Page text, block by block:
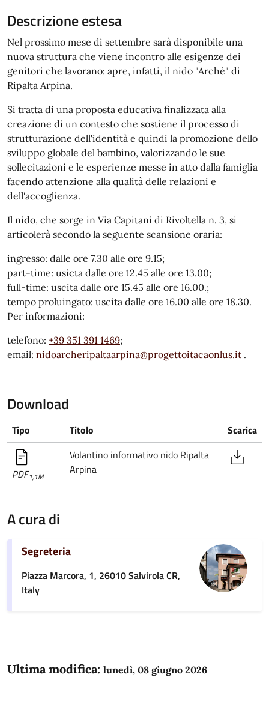
Descrizione estesa
Nel prossimo mese di settembre sarà disponibile una
nuova struttura che viene incontro alle esigenze dei
genitori che lavorano: apre, infatti, il nido "Arché" di
Ripalta Arpina.
Si tratta di una proposta educativa finalizzata alla
creazione di un contesto che sostiene il processo di
strutturazione dell'identità e quindi la promozione dello
sviluppo globale del bambino, valorizzando le sue
sollecitazioni e le esperienze messe in atto dalla famiglia
facendo attenzione alla qualità delle relazioni e
dell'accoglienza.
Il nido, che sorge in Via Capitani di Rivoltella n. 3, si
articolerà secondo la seguente scansione oraria:
ingresso: dalle ore 7.30 alle ore 9.15;
part-time: usicta dalle ore 12.45 alle ore 13.00;
full-time: uscita dalle ore 15.45 alle ore 16.00.;
tempo proluingato: uscita dalle ore 16.00 alle ore 18.30.
Per informazioni:
telefono: +39 351 391 1469;
email: nidoarcheripaltaarpina@progettoitacaonlus.it .
Download
Tipo Titolo Scarica
PDF1,1M
Volantino informativo nido Ripalta
Arpina
A cura di
Segreteria
Piazza Marcora, 1, 26010 Salvirola CR,
Italy
Ultima modifica: lunedì, 08 giugno 2026